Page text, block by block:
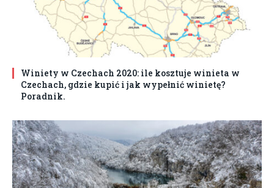
Winiety w Czechach 2020: ile kosztuje winieta w
Czechach, gdzie kupić i jak wypełnić winietę?
Poradnik.